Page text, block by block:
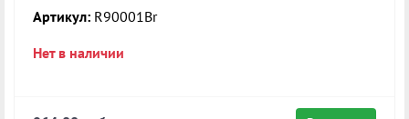
Артикул: R90001Br
Нет в наличии